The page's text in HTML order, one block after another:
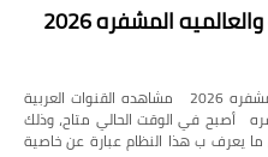
المشفره 2026
شاهد جميع القنوات العربيه والعالميه المشفره 2026 مشاهده القنوات العربية
أصبح في الوقت الحالي متاح، وذلك
ما يعرف ب هذا النظام عبارة عن خاصية